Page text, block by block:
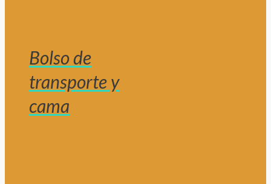
Bolso de
transporte y
cama